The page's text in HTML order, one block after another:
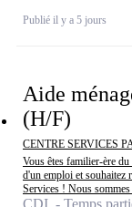
Publié il y a 5 jours
Aide
(H/F)
CENTRE SERVICES
Vous êtes familier-ère du
d'un emploi et souhaitez
Services ! Nous sommes